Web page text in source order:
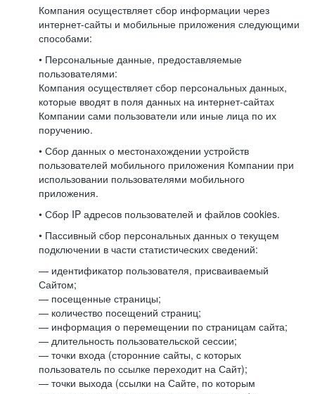
Компания осуществляет сбор информации через
интернет-сайты и мобильные приложения следующими
способами:
• Персональные данные, предоставляемые
пользователями:
Компания осуществляет сбор персональных данных,
которые вводят в поля данных на интернет-сайтах
Компании сами пользователи или иные лица по их
поручению.
• Сбор данных о местонахождении устройств
пользователей мобильного приложения Компании при
использовании пользователями мобильного
приложения.
• Сбор IP адресов пользователей и файлов cookies.
• Пассивный сбор персональных данных о текущем
подключении в части статистических сведений:
— идентификатор пользователя, присваиваемый
Сайтом;
— посещенные страницы;
— количество посещений страниц;
— информация о перемещении по страницам сайта;
— длительность пользовательской сессии;
— точки входа (сторонние сайты, с которых
пользователь по ссылке переходит на Сайт);
— точки выхода (ссылки на Сайте, по которым